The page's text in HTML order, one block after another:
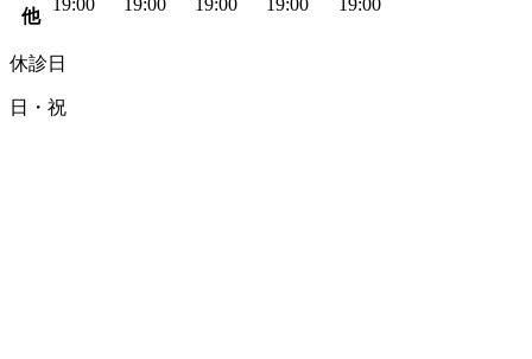
他
休診日
日・祝